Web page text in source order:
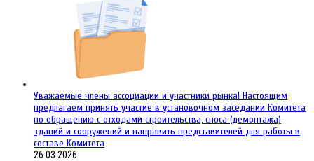
Уважаемые члены ассоциации и участники рынка! Настоящим
предлагаем принять участие в установочном заседании Комитета
по обращению с отходами строительства, сноса (демонтажа)
зданий и сооружений и направить представителей для работы в
составе Комитета
26.03.2026